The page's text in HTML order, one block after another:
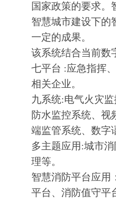
国家政策的要求。
智慧城市建设下的
一定的成果。
该系统结合当前数
七平台 :应急指挥
相关企业。
九系统:电气火灾
防水监控系统、视
端监管系统、数字
多主题应用:城市
理等。
智慧消防平台应用
平台、消防值守平